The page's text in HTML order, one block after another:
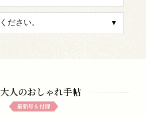
大人のおしゃれ手帖
最新号＆付録